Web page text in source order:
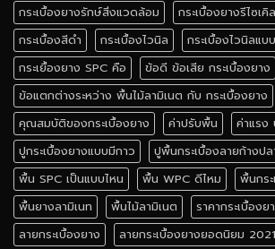
กระเบื้องยางรักษ์สิ่งแวดล้อม
กระเบื้องยางรีไซเคิล
กระเบื้องสีดำ
กระเบื้องไวนิล
กระเบื้องไวนิลแบ
กระเยื้องยาง SPC คือ
ข้อดี ข้อเสีย กระเบื้องยาง
ข้อแตกต่างระหว่าง พื้นไม้ลามิเนต กับ กระเบื้องยาง
คุณสมบัติของกระเบื้องยาง
ค่าปรับพื้น
ค่าแรง
ปูกระเบื้องยางแบบมีกาว
ปูพื้นกระเบื้องลายก้างปล
พื้น SPC เป็นแบบไหน
พื้น WPC ดีไหม
พื้นกร
พื้นยางลามิเนท
พื้นไม้ลามิเนต
ราคากระเบื้องย
ลายกระเบื้องยาง
ลายกระเบื้องยางยอดนิยม 2021